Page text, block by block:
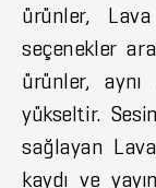
ürünler,
seçenekler
ürünler,
yükseltir.
sağlayan
kaydı ve